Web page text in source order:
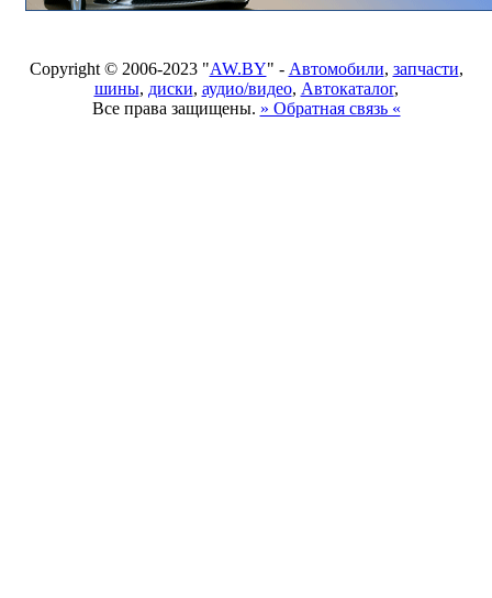
Copyright © 2006-2023 "AW.BY" - Автомобили, запчасти,
шины, диски, аудио/видео, Автокаталог,
Все права защищены. » Обратная связь «